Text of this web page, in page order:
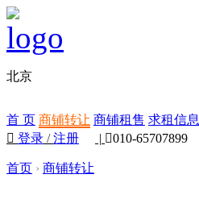
北京
首 页 商铺转让 商铺租售 求租信息
 登录 /注册 | 010-65707899
首页 › 商铺转让